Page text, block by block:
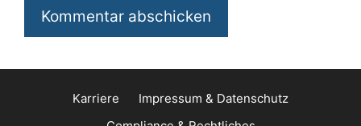
Karriere
Impressum & Datenschutz